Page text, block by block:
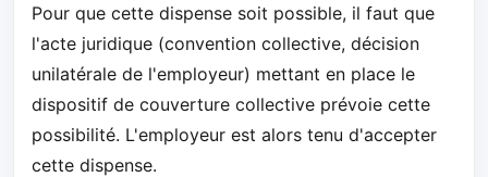
Pour que cette dispense soit possible, il faut que
l'acte juridique (convention collective, décision
unilatérale de l'employeur) mettant en place le
dispositif de couverture collective prévoie cette
possibilité. L'employeur est alors tenu d'accepter
cette dispense.